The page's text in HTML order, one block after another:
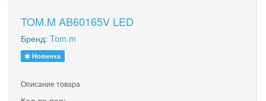
TOM.M AB60165V LED
Бренд: Tom.m
Новинка
Описание товара